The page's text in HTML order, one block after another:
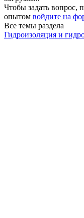
Чтобы задать вопрос,
опытом войдите на
Все темы раздела
Гидроизоляция и